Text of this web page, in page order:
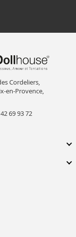
Cordeliers,
en-Provence,
69 93 72